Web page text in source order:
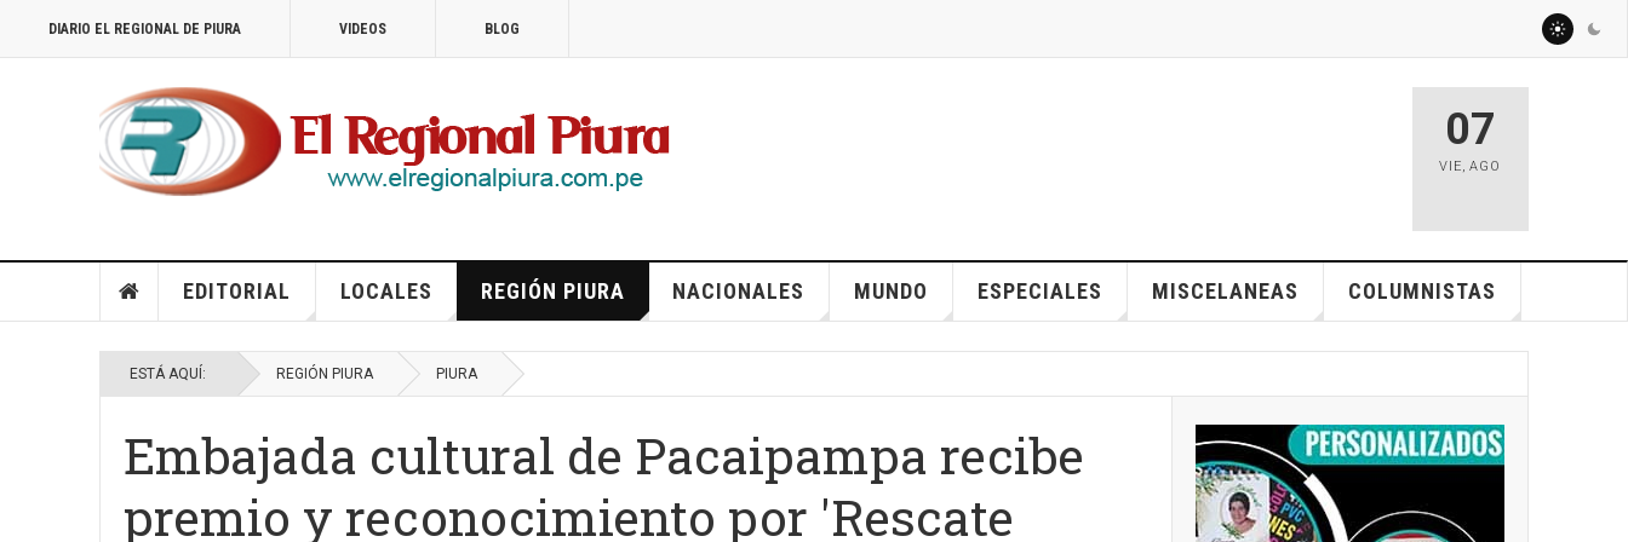
DIARIO EL REGIONAL DE PIURA VIDEOS BLOG
07
VIE,AGO
EDITORIAL LOCALES REGIÓN PIURA NACIONALES MUNDO ESPECIALES MISCELANEAS COLUMNISTAS
ESTÁ AQUÍ: REGIÓN PIURA PIURA
Embajada cultural de Pacaipampa recibe
premio y reconocimiento por 'Rescate